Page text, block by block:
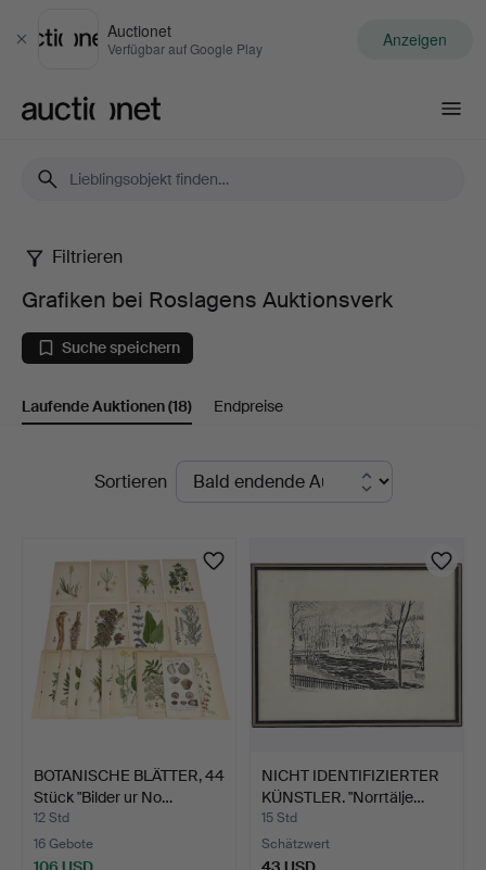
Schließen
Auctionet
Verfügbar auf Google Play Anzeigen
Grafiken
bei
Roslagens
Auktionsverk
Filtrieren
Grafiken bei Roslagens Auktionsverk
Suche speichern
Laufende Auktionen(18) Endpreise
LaufendeSortieren
BOTANISCHE BLÄTTER, 44
Stück "Bilder ur No…
12 Std
16 Gebote
NICHT IDENTIFIZIERTER
KÜNSTLER. "Norrtälje…
15 Std
Schätzwert